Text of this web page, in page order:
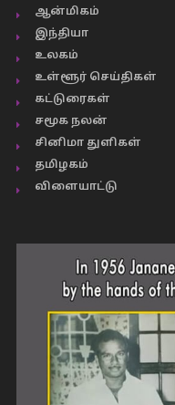
ஆன்மிகம்
இந்தியா
உலகம்
உள்ளூர் செய்திகள்
கட்டுரைகள்
சமூக நலன்
சினிமா துளிகள்
தமிழகம்
விளையாட்டு